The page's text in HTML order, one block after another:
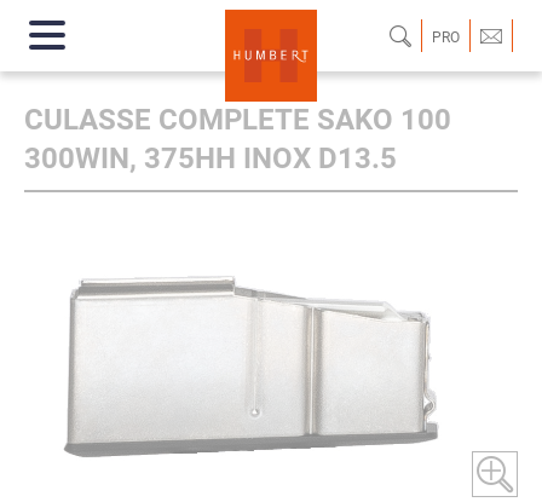
PRO
CULASSE COMPLETE SAKO 100
300WIN, 375HH INOX D13.5